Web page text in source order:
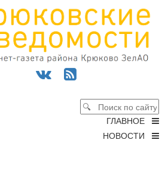
ГЛАВНОЕ
НОВОСТИ